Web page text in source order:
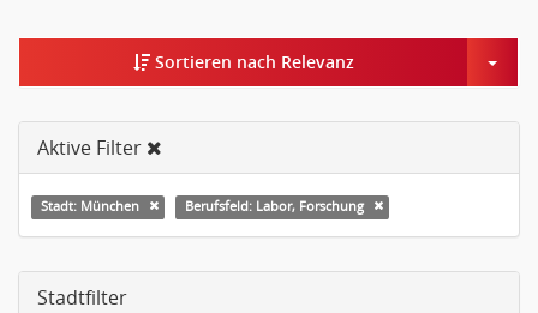
Sortieren nach Relevanz
Aktive Filter
Stadt: München Berufsfeld: Labor, Forschung
Stadtfilter